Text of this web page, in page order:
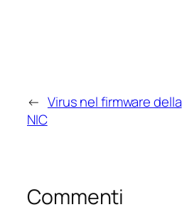
← Virus nel firmware della
NIC
Commenti